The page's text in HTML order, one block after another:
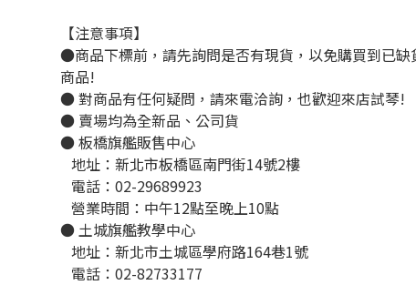
【注意事項】
●商品下標前，請先詢問是否有現貨，以免購買到已缺
商品!
● 對商品有任何疑問，請來電洽詢，也歡迎來店試琴!
● 賣場均為全新品、公司貨
● 板橋旗艦販售中心
   地址：新北市板橋區南門街14號2樓
   電話：02-29689923
   營業時間：中午12點至晚上10點
● 土城旗艦教學中心
   地址：新北市土城區學府路164巷1號
   電話：02-82733177